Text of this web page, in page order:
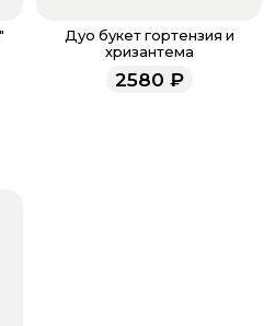
Дуо букет гортензия и
хризантема
2580 ₽